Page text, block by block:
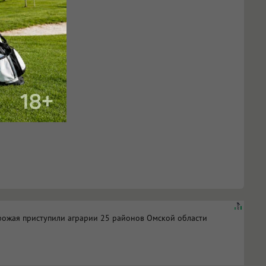
приступили аграрии 25 районов Омской области